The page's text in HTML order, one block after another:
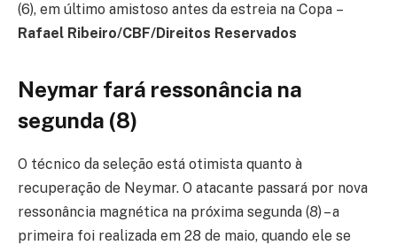
(6), em último amistoso antes da estreia na Copa –
Rafael Ribeiro/CBF/Direitos Reservados
Neymar fará ressonância na
segunda (8)
O técnico da seleção está otimista quanto à
recuperação de Neymar. O atacante passará por nova
ressonância magnética na próxima segunda (8) – a
primeira foi realizada em 28 de maio, quando ele se